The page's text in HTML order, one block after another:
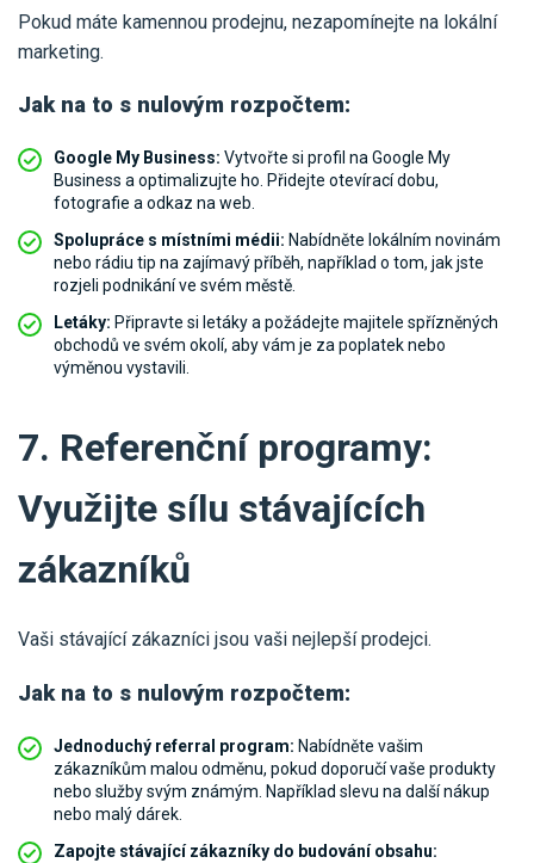
Pokud máte kamennou prodejnu, nezapomínejte na lokální
marketing.
Jak na to s nulovým rozpočtem:
Google My Business: Vytvořte si profil na Google My
Business a optimalizujte ho. Přidejte otevírací dobu,
fotografie a odkaz na web.
Spolupráce s místními médii: Nabídněte lokálním novinám
nebo rádiu tip na zajímavý příběh, například o tom, jak jste
rozjeli podnikání ve svém městě.
Letáky: Připravte si letáky a požádejte majitele spřízněných
obchodů ve svém okolí, aby vám je za poplatek nebo
výměnou vystavili.
7. Referenční programy:
Využijte sílu stávajících
zákazníků
Vaši stávající zákazníci jsou vaši nejlepší prodejci.
Jak na to s nulovým rozpočtem:
Jednoduchý referral program: Nabídněte vašim
zákazníkům malou odměnu, pokud doporučí vaše produkty
nebo služby svým známým. Například slevu na další nákup
nebo malý dárek.
Zapojte stávající zákazníky do budování obsahu: